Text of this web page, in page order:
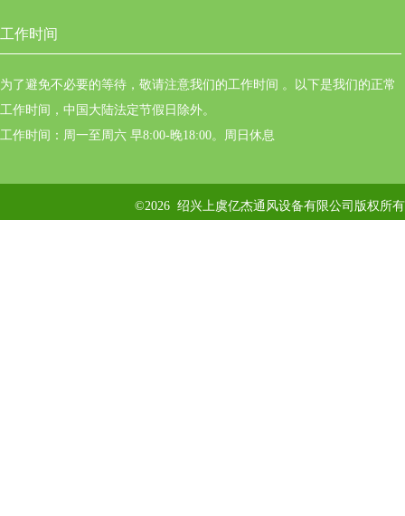
工作时间
为了避免不必要的等待，敬请注意我们的工作时间 。以下是我们的正常
工作时间，中国大陆法定节假日除外。
工作时间：周一至周六 早8:00-晚18:00。周日休息
©2026 绍兴上虞亿杰通风设备有限公司版权所有